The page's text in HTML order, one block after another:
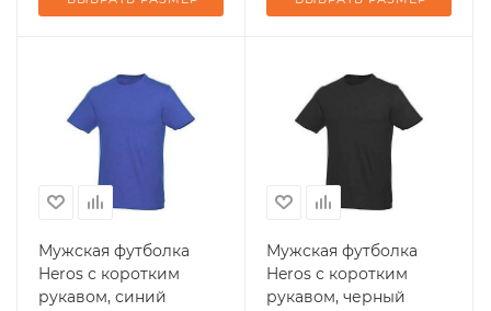
Мужская футболка
Heros с коротким
рукавом, синий
Мужская футболка
Heros с коротким
рукавом, черный